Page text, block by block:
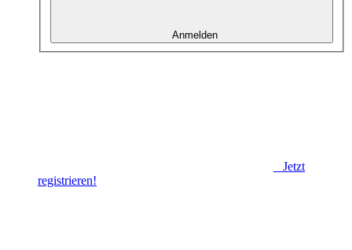
Anmelden
Jetzt
registrieren!